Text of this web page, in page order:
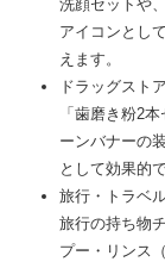
洗顔セットや
アイコンとし
えます。
ドラッグスト
「歯磨き粉2
ーンバナーの
として効果的で
旅行・トラベ
旅行の持ち物
プー・リンス